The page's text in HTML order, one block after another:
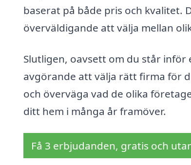
baserat på både pris och kvalitet.
överväldigande att välja mellan
Slutligen, oavsett om du står
avgörande att välja rätt firma för
och överväga vad de olika
ditt hem i många år framöver.
Få 3 erbjudanden, gratis och